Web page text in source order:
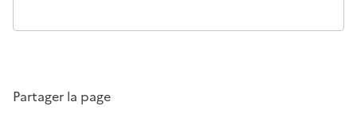
Partager la page